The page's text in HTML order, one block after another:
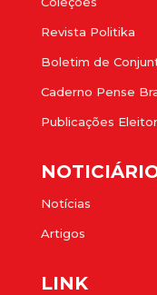
Revista Politika
Boletim de
Caderno Pense
Publicações
Notícias
Artigos
LINK